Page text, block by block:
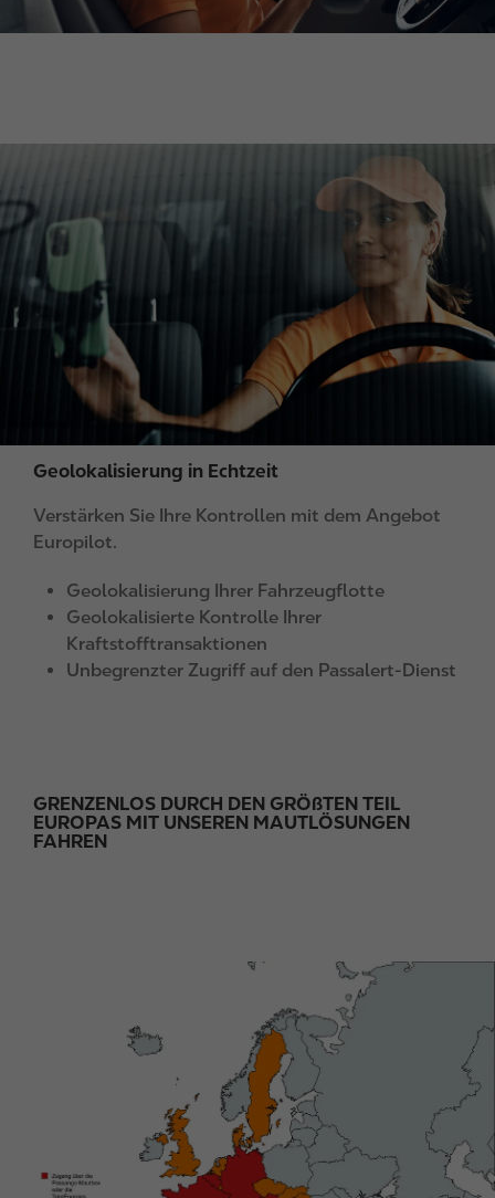
a
g
Geolokalisierung in Echtzeit
Verstärken Sie Ihre Kontrollen mit dem Angebot
Europilot.
Geolokalisierung Ihrer Fahrzeugflotte
Geolokalisierte Kontrolle Ihrer
Kraftstofftransaktionen
Unbegrenzter Zugriff auf den Passalert-Dienst
GRENZENLOS DURCH DEN GRÖßTEN TEIL
EUROPAS MIT UNSEREN MAUTLÖSUNGEN
FAHREN